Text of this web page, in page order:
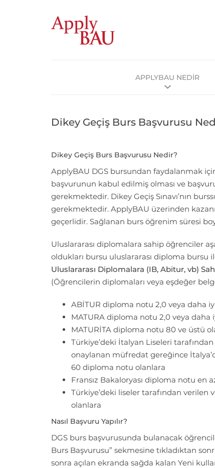
APPLYBAU NEDİR
Dikey Geçiş Burs Başvurusu
Dikey Geçiş Burs Başvurusu Nedir?
ApplyBAU DGS bursundan faydalanmak
başvurunun kabul edilmiş olması ve
gerekmektedir. Dikey Geçiş Sınavı’nın
gerekmektedir. ApplyBAU üzerinden
geçerlidir. Sağlanan burs öğrenim süresi
Uluslararası diplomalara sahip öğrenciler
oldukları bursu uluslararası diploma bursu
Uluslararası Diplomalara (IB, Abitur, vb)
(Öğrencilerin diplomaları veya eşdeğer
ABİTUR diploma notu 2,0 veya daha
MATURA diploma notu 2,0 veya daha
MATURİTA diploma notu 80 ve üstü
Türkiye’deki İtalyan Liseleri
onaylanan müfredat gereğince
60 diploma notu olanlara
Fransız Bakaloryası diploma notu en
Türkiye’deki liseler tarafından verilen
olanlara
Nasıl Başvuru Yapılır?
DGS burs başvurusunda bulanacak
Burs Başvurusu” sekmesine tıkladıktan
sonra açılan ekranda sağda kalan Yeni